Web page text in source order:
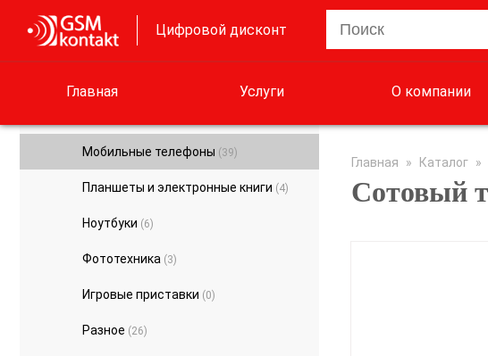
Цифровой дисконт
Главная Услуги О компании
Мобильные телефоны (39)
Планшеты и электронные книги (4)
Ноутбуки (6)
Фототехника (3)
Игровые приставки (0)
Разное (26)
Главная » Каталог »
Сотовый